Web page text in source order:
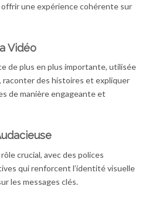
une expérience cohérente sur
Vidéo
de plus en plus importante, utilisée
raconter des histoires et expliquer
de manière engageante et
crucial, avec des polices
qui renforcent l’identité visuelle
les messages clés.